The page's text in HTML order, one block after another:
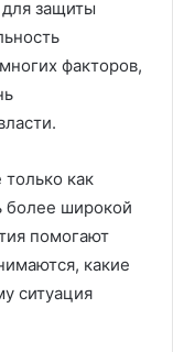
защиты
факторов,
как
более широкой
помогают
какие
ситуация